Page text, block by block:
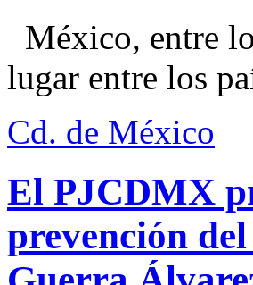
México, entre
lugar entre los
Cd. de México
El PJCDMX
prevención